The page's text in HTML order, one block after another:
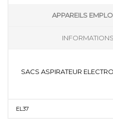
APPAREILS
SACS ASPIRATEUR
EL37